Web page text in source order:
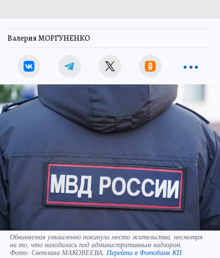
Валерия МОРГУНЕНКО
Обвиняемая умышленно покинула место жительства, несмотря
на то, что находилась под административным надзором.
Фото: Светлана МАКОВЕЕВА. Перейти в Фотобанк КП